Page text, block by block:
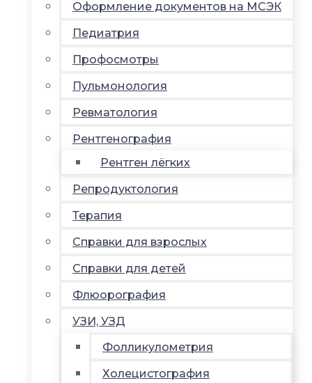
Оформление документов на МСЭК
Педиатрия
Профосмотры
Пульмонология
Ревматология
Рентгенография
Рентген лёгких
Репродуктология
Терапия
Справки для взрослых
Справки для детей
Флюорография
УЗИ, УЗД
Фолликулометрия
Холецистография